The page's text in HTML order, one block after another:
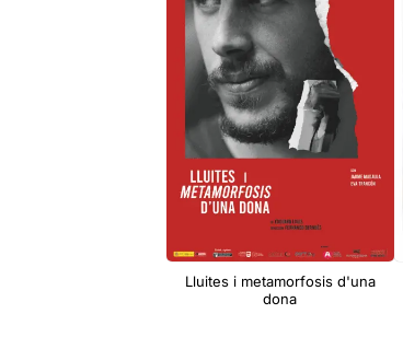
Lluites i metamorfosis d'una
dona